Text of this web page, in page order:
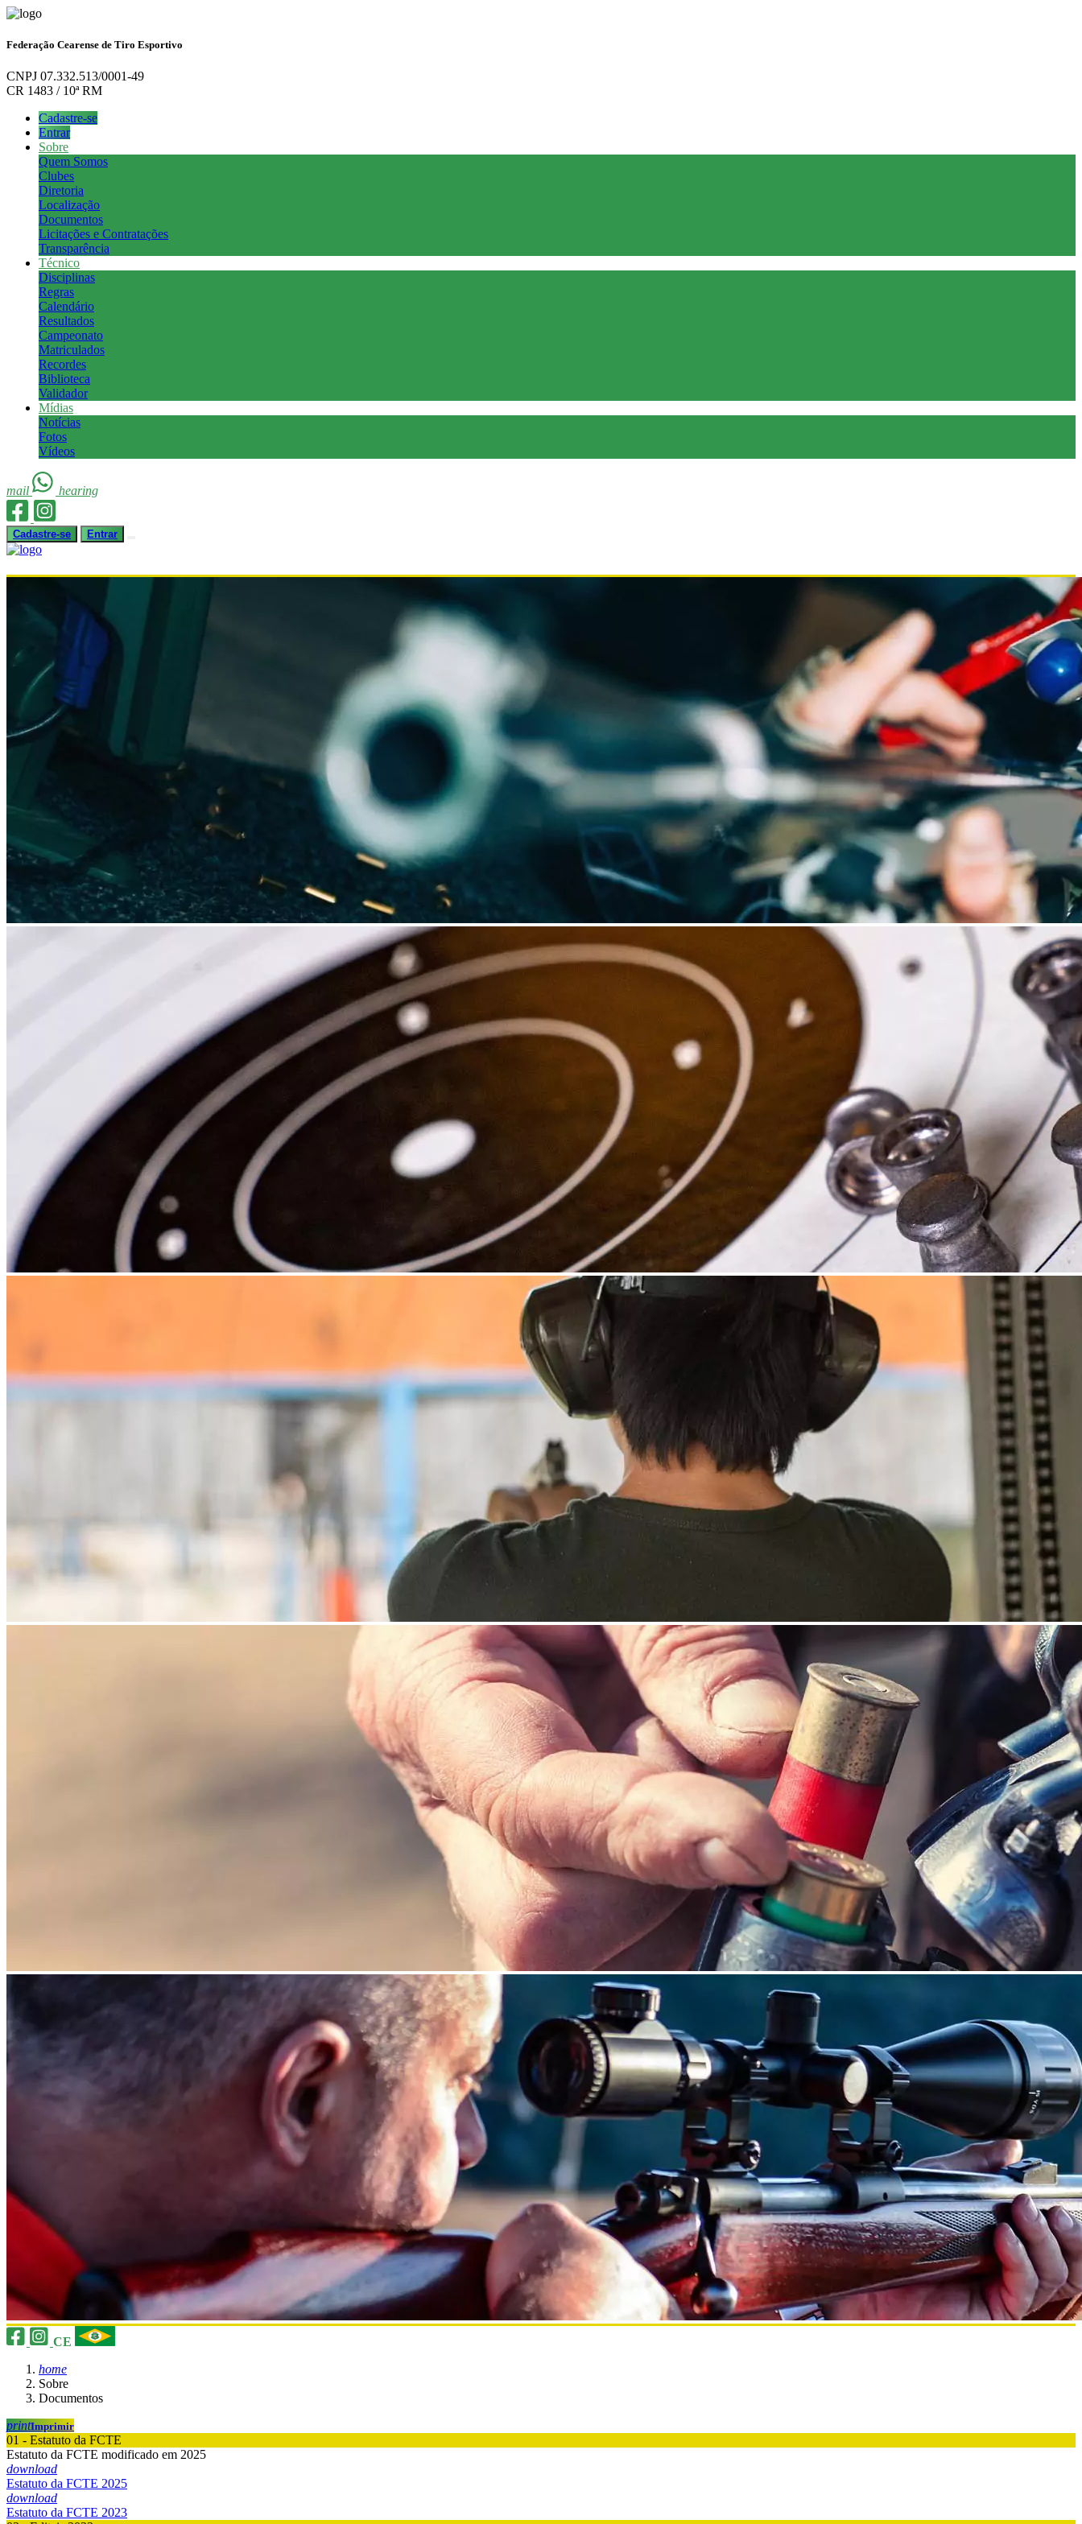
Federação Cearense de Tiro Esportivo
CNPJ 07.332.513/0001-49
CR 1483 / 10ª RM
Cadastre-se
Entrar
Sobre
Quem Somos
Clubes
Diretoria
Localização
Documentos
Licitações e Contratações
Transparência
Técnico
Disciplinas
Regras
Calendário
Resultados
Campeonato
Matriculados
Recordes
Biblioteca
Validador
Mídias
Notícias
Fotos
Vídeos
mail hearing
Cadastre-se Entrar
CE
home
Sobre
Documentos
printImprimir
01 - Estatuto da FCTE
Estatuto da FCTE modificado em 2025
download
Estatuto da FCTE 2025
download
Estatuto da FCTE 2023